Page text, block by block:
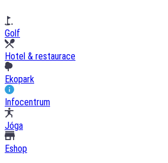
Golf
Hotel & restaurace
Ekopark
Infocentrum
Jóga
Eshop